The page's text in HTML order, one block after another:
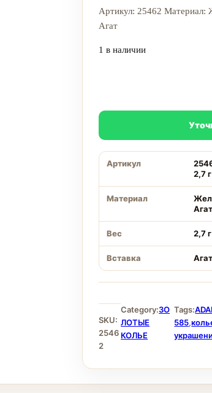
Артикул: 25462 Материал:
Агат
1 в наличии
Артикул
2,7
Материал
Агат
Вес 2,7
Вставка Агат
SKU:
2546
2
Category:ЗО
ЛОТЫЕ
КОЛЬЕ
Tags:
585,